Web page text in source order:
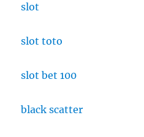
slot
slot toto
slot bet 100
black scatter